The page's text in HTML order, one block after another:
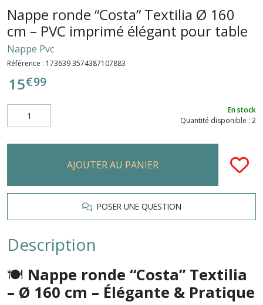
Nappe ronde “Costa” Textilia Ø 160
cm – PVC imprimé élégant pour table
Nappe Pvc
Référence : 173639 3574387107883
15€99
En stock
Quantité disponible : 2
AJOUTER AU PANIER
POSER UNE QUESTION
Description
🍽️ Nappe ronde “Costa” Textilia
– Ø 160 cm – Élégante & Pratique